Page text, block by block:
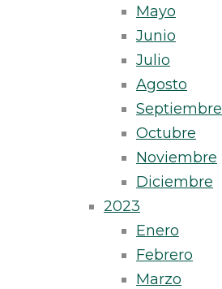
Mayo
Junio
Julio
Agosto
Septiembre
Octubre
Noviembre
Diciembre
2023
Enero
Febrero
Marzo